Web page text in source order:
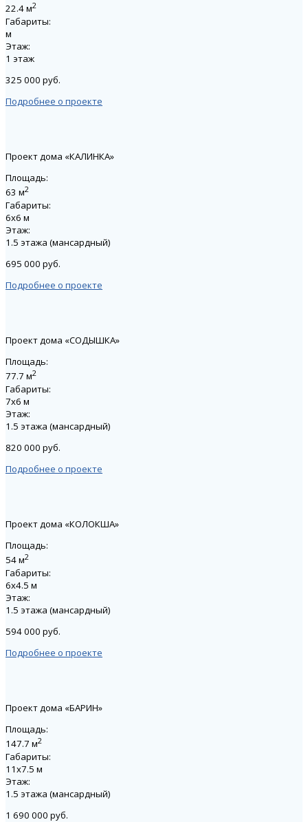
22.4 м2
Габариты:
м
Этаж:
1 этаж
325 000 руб.
Подробнее о проекте
Проект дома «КАЛИНКА»
Площадь:
63 м2
Габариты:
6х6 м
Этаж:
1.5 этажа (мансардный)
695 000 руб.
Подробнее о проекте
Проект дома «СОДЫШКА»
Площадь:
77.7 м2
Габариты:
7х6 м
Этаж:
1.5 этажа (мансардный)
820 000 руб.
Подробнее о проекте
Проект дома «КОЛОКША»
Площадь:
54 м2
Габариты:
6х4.5 м
Этаж:
1.5 этажа (мансардный)
594 000 руб.
Подробнее о проекте
Проект дома «БАРИН»
Площадь:
147.7 м2
Габариты:
11х7.5 м
Этаж:
1.5 этажа (мансардный)
1 690 000 руб.